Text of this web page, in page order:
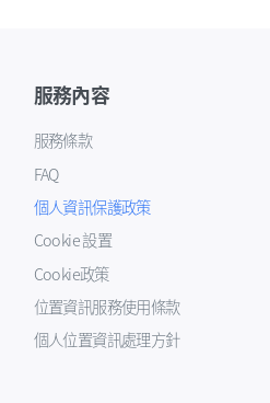
服務內容
服務條款
FAQ
個人資訊保護政策
Cookie 設置
Cookie政策
位置資訊服務使用條款
個人位置資訊處理方針